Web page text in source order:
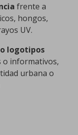
frente a
hongos,
UV.
logotipos
o informativos,
urbana o